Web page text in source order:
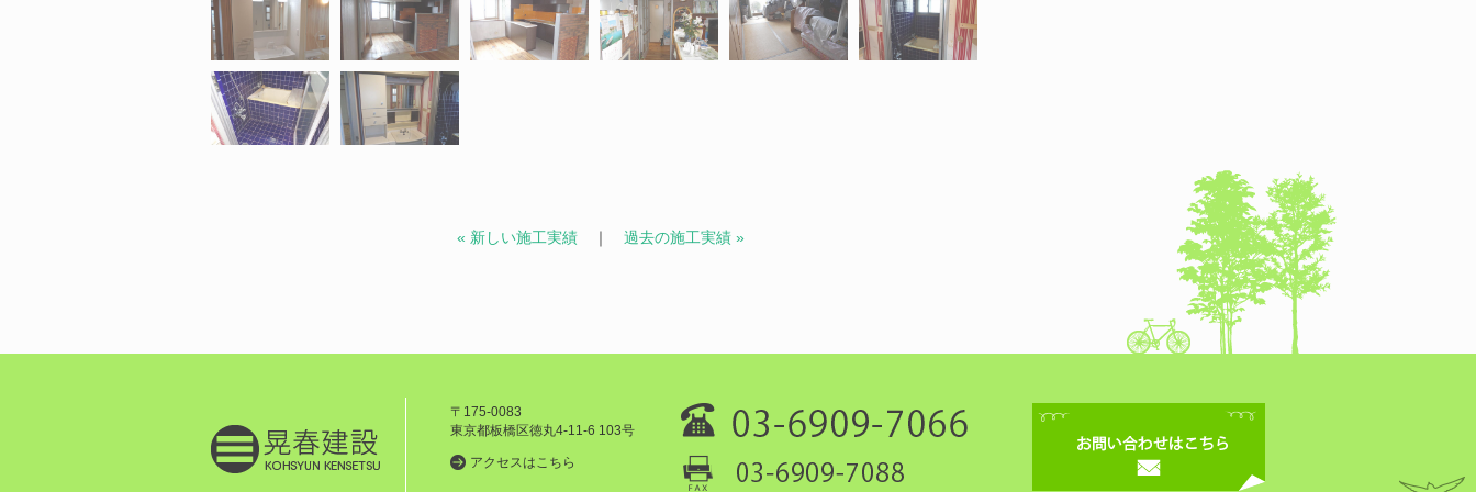
« 新しい施工実績 ｜ 過去の施工実績 »
〒175-0083
東京都板橋区徳丸4-11-6 103号
アクセスはこちら